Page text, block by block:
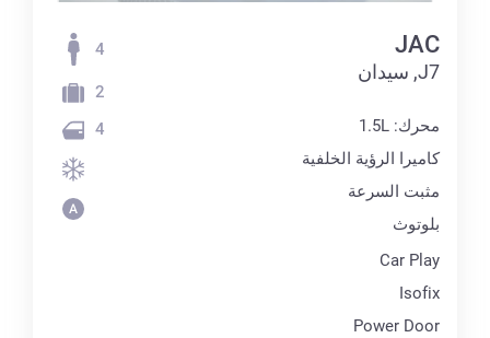
JAC
J7, سيدان
محرك: 1.5L
كاميرا الرؤية الخلفية
مثبت السرعة
بلوتوث
Car Play
Isofix
Power Door
4
2
4